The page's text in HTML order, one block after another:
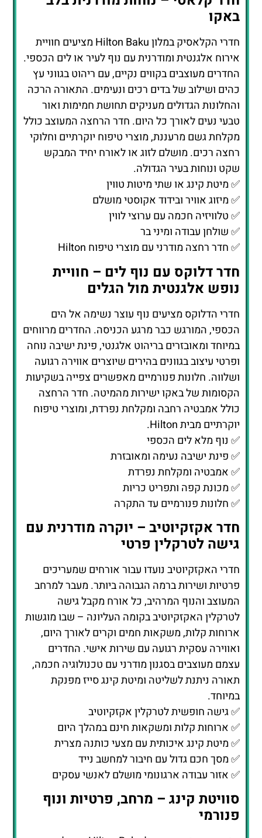
והחלונות הגדולים מעניקים תחושת חמימות ואור
מקלחת גשם מרעננת, מוצרי טיפוח יוקרתיים וחלוקי
רחצה רכים. מושלם לזוג או לאורח יחיד המבקש
שקט ונוחות בעיר הגדולה.
✅ מיטת קינג או שתי מיטות טווין
✅ מיזוג אוויר ובידוד אקוסטי מושלם
✅ טלוויזיה חכמה עם ערוצי לווין
✅ שולחן עבודה ומיני בר
✅ חדר רחצה מודרני עם מוצרי טיפוח Hilton
חדר דלוקס עם נוף לים – חוויית
נופש אלגנטית מול הגלים
חדרי הדלוקס מציעים נוף עוצר נשימה אל הים
הכספי, המורגש כבר מרגע הכניסה. החדרים מרווחים
במיוחד ומאובזרים בריהוט אלגנטי, פינת ישיבה נוחה
ופרטי עיצוב בגוונים בהירים שיוצרים אווירה רגועה
ושלווה. חלונות פנורמיים מאפשרים צפייה בשקיעות
כולל אמבטיה רחבה ומקלחת נפרדת, ומוצרי טיפוח
יוקרתיים מבית Hilton.
✅ נוף מלא לים הכספי
✅ פינת ישיבה נעימה ומאובזרת
✅ אמבטיה ומקלחת נפרדת
✅ מכונת קפה ותפריט כריות
✅ חלונות פנורמיים עד התקרה
חדר אקזקיוטיב – יוקרה מודרנית עם
גישה לטרקלין פרטי
חדרי האקזקיוטיב נועדו עבור אורחים שמעריכים
פרטיות ושירות ברמה הגבוהה ביותר. מעבר למרחב
המעוצב והנוף המרהיב, כל אורח מקבל גישה
לטרקלין האקזקיוטיב בקומה העליונה – שבו מוגשות
ארוחות קלות, משקאות חמים וקרים לאורך היום,
עצמם מעוצבים בסגנון מודרני עם טכנולוגיה חכמה,
תאורה ניתנת לשליטה ומיטת קינג סייז מפנקת
במיוחד.
✅ גישה חופשית לטרקלין אקזקיוטיב
✅ ארוחות קלות ומשקאות חינם במהלך היום
✅ מיטת קינג איכותית עם מצעי כותנה מצרית
✅ מסך חכם גדול עם חיבור למחשב נייד
✅ אזור עבודה ארגונומי מושלם לאנשי עסקים
סוויטת קינג – מרחב, פרטיות ונוף
פנורמי
הסוויטות המרווחות של Hilton Baku הן גולת
הכותרת של המלון ומציעות חוויית אירוח יוצאת דופן.
כל סוויטה כוללת סלון פרטי, חדר שינה נפרד,
מרפסת רחבה עם נוף עוצר נשימה אל הים הכספי,
ואמבטיית ספא יוקרתית. העיצוב משלב בין יוקרה